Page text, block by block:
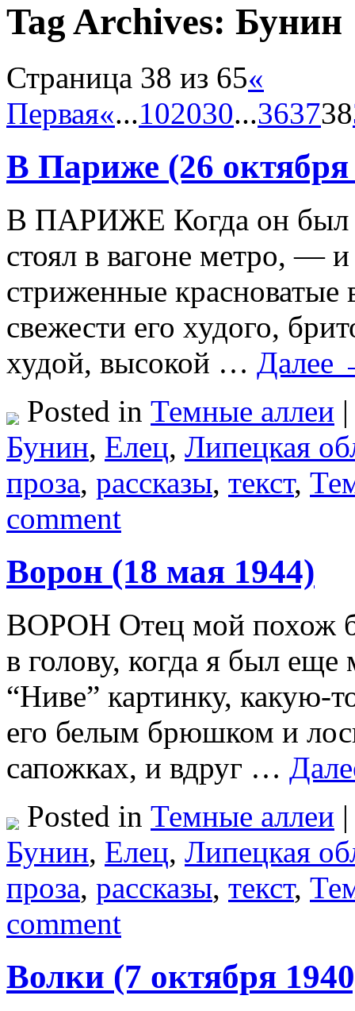
Tag Archives: Бунин
Страница 38 из 65«
Первая«...102030...363738
В Париже (26 октября
В ПАРИЖЕ Когда он был
стоял в вагоне метро, —
стриженные красноватые
свежести его худого,
худой, высокой … Далее
Posted in Темные аллеи |
Бунин, Елец, Липецкая
проза, рассказы, текст,
comment
Ворон (18 мая 1944)
ВОРОН Отец мой похож
в голову, когда я был
“Ниве” картинку, какую-
его белым брюшком и
сапожках, и вдруг …
Posted in Темные аллеи |
Бунин, Елец, Липецкая
проза, рассказы, текст,
comment
Волки (7 октября